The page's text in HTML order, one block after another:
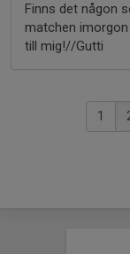
Finns det någon
matchen
till mig!//Gutti
1